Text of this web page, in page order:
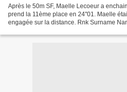
Après le 50m SF, Maelle Lecoeur a
prend la 11ème place en 24''01. Maelle
engagée sur la distance. Rnk Surname